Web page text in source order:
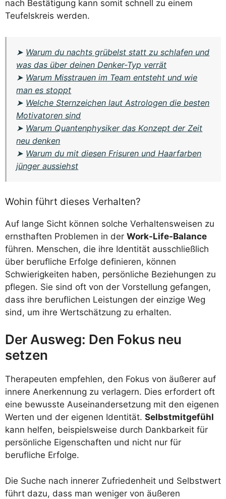
nach Bestätigung kann somit schnell zu einem
Teufelskreis werden.
➤ Warum du nachts grübelst statt zu schlafen und
was das über deinen Denker-Typ verrät
➤ Warum Misstrauen im Team entsteht und wie
man es stoppt
➤ Welche Sternzeichen laut Astrologen die besten
Motivatoren sind
➤ Warum Quantenphysiker das Konzept der Zeit
neu denken
➤ Warum du mit diesen Frisuren und Haarfarben
jünger aussiehst
Wohin führt dieses Verhalten?
Auf lange Sicht können solche Verhaltensweisen zu
ernsthaften Problemen in der Work-Life-Balance
führen. Menschen, die ihre Identität ausschließlich
über berufliche Erfolge definieren, können
Schwierigkeiten haben, persönliche Beziehungen zu
pflegen. Sie sind oft von der Vorstellung gefangen,
dass ihre beruflichen Leistungen der einzige Weg
sind, um ihre Wertschätzung zu erhalten.
Der Ausweg: Den Fokus neu
setzen
Therapeuten empfehlen, den Fokus von äußerer auf
innere Anerkennung zu verlagern. Dies erfordert oft
eine bewusste Auseinandersetzung mit den eigenen
Werten und der eigenen Identität. Selbstmitgefühl
kann helfen, beispielsweise durch Dankbarkeit für
persönliche Eigenschaften und nicht nur für
berufliche Erfolge.
Die Suche nach innerer Zufriedenheit und Selbstwert
führt dazu, dass man weniger von äußeren